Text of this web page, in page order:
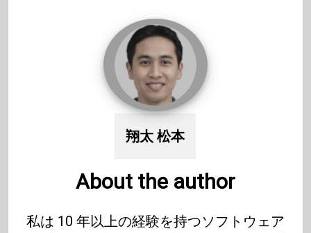
翔太 松本
About the author
私は 10 年以上の経験を持つソフトウェア